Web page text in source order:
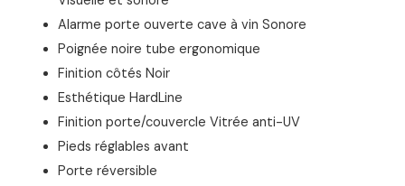
Alarme porte ouverte cave à vin Sonore
Poignée noire tube ergonomique
Finition côtés Noir
Esthétique HardLine
Finition porte/couvercle Vitrée anti-UV
Pieds réglables avant
Porte réversible